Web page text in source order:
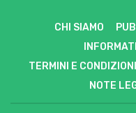
CHI SIAMO
TERMINI E
NOTE